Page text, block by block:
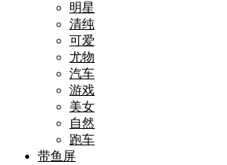
明星
清纯
可爱
尤物
汽车
游戏
美女
自然
跑车
带鱼屏